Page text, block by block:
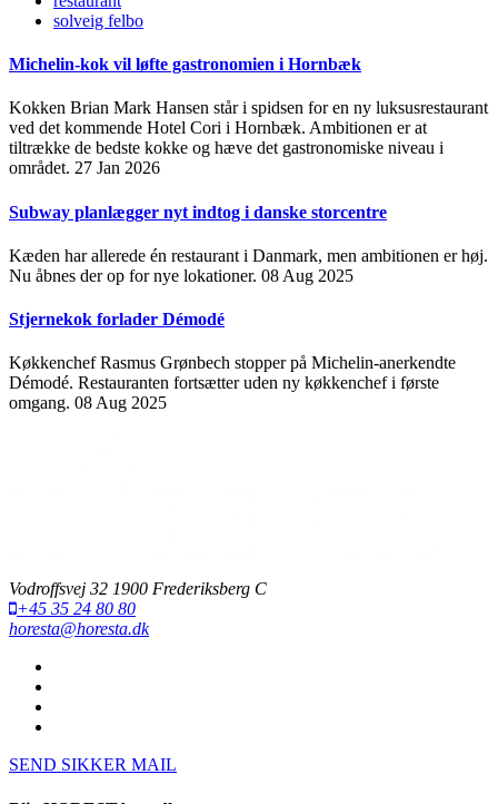
solveig felbo
Michelin-kok vil løfte gastronomien i Hornbæk
Kokken Brian Mark Hansen står i spidsen for en ny luksusrestaurant
ved det kommende Hotel Cori i Hornbæk. Ambitionen er at
tiltrække de bedste kokke og hæve det gastronomiske niveau i
området. 27 Jan 2026
Subway planlægger nyt indtog i danske storcentre
Kæden har allerede én restaurant i Danmark, men ambitionen er høj.
Nu åbnes der op for nye lokationer. 08 Aug 2025
Stjernekok forlader Démodé
Køkkenchef Rasmus Grønbech stopper på Michelin-anerkendte
Démodé. Restauranten fortsætter uden ny køkkenchef i første
omgang. 08 Aug 2025
Vodroffsvej 32 1900 Frederiksberg C
+45 35 24 80 80
horesta@horesta.dk
SEND SIKKER MAIL